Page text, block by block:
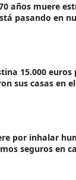
años muere
pasando en
15.000
sus casas en
por inhalar
seguros en